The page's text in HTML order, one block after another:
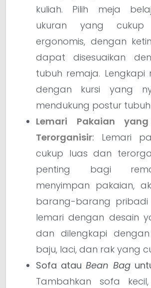
kuliah. Pilih meja
ukuran yang
ergonomis, dengan
dapat disesuaikan
tubuh remaja. Lengkapi
dengan kursi yang
mendukung postur
Lemari Pakaian
Terorganisir: Lemari
cukup luas dan
penting bagi
menyimpan pakaian,
barang-barang pribadi
lemari dengan desain
dan dilengkapi
baju, laci, dan rak yang
Sofa atauBean Bag
Tambahkan sofa kecil,